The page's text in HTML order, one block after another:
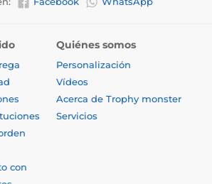
con
Quiénes somos
Personalización
Vídeos
Acerca de Trophy monster
Servicios